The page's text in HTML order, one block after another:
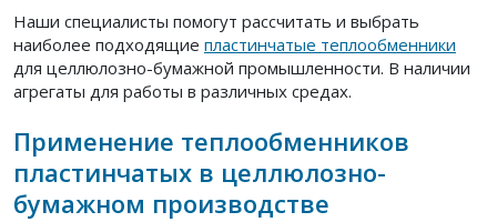
Наши специалисты помогут рассчитать и выбрать
наиболее подходящие пластинчатые теплообменники
для целлюлозно-бумажной промышленности. В наличии
агрегаты для работы в различных средах.
Применение теплообменников
пластинчатых в целлюлозно-
бумажном производстве